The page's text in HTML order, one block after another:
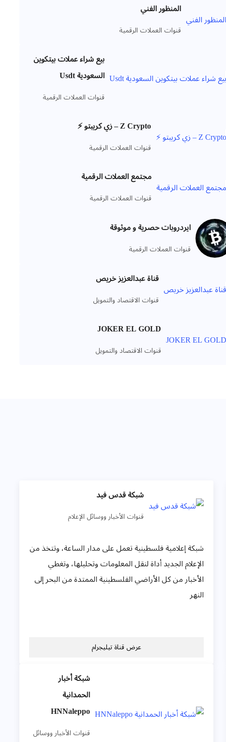
المنظور الفني
قنوات العملات الرقمية
بيع شراء عملات بيتكوين
السعودية Usdt
قنوات العملات الرقمية
Z Crypto – زي كريبتو ⚡️
قنوات العملات الرقمية
مجتمع العملات الرقمية
قنوات العملات الرقمية
ايردروبات حصرية و موثوقة
قنوات العملات الرقمية
قناة عبدالعزيز خريص
قنوات الاقتصاد والتمويل
JOKER EL GOLD
قنوات الاقتصاد والتمويل
شبكة قدس فيد
قنوات الأخبار ووسائل الإعلام
شبكة إعلامية فلسطينية تعمل على مدار الساعة، وتتخذ من
الإعلام الجديد أداة لنقل المعلومات وتحليلها، وتغطي
الأخبار من كل الأراضي الفلسطينية الممتدة من البحر إلى
النهر
عرض قناة تيليجرام
شبكة أخبار
الحمدانية
HNNaleppo
قنوات الأخبار ووسائل